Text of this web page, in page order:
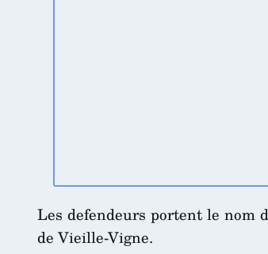
Les defendeurs portent le nom
de Vieille-Vigne.